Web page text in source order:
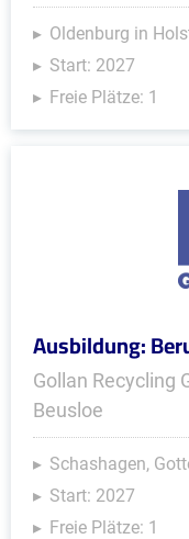
Oldenburg in
Start: 2027
Freie Plätze: 1
Ausbildung:
Gollan Recycling
Beusloe
Schashagen,
Start: 2027
Freie Plätze: 1